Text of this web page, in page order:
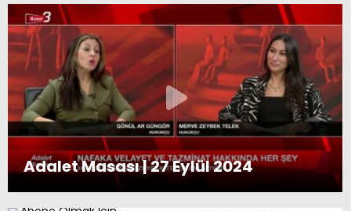
Adalet Masası | 27 Eylül 2024